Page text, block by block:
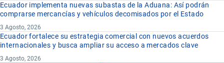
Ecuador implementa nuevas subastas de la Aduana: Así podrán
comprarse mercancías y vehículos decomisados por el Estado
3 Agosto, 2026
Ecuador fortalece su estrategia comercial con nuevos acuerdos
internacionales y busca ampliar su acceso a mercados clave
3 Agosto, 2026